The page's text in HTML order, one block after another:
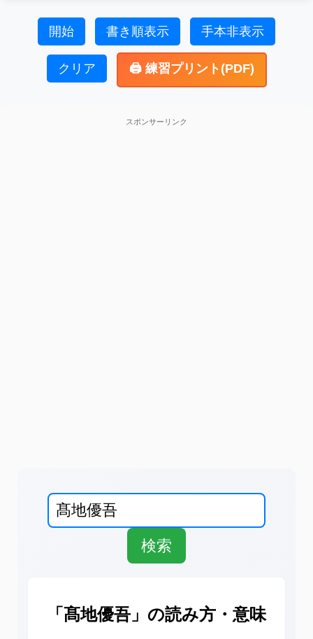
開始 書き順表示 手本非表示
クリア 🖨️ 練習プリント(PDF)
スポンサーリンク
「髙地優吾」の読み方・意味